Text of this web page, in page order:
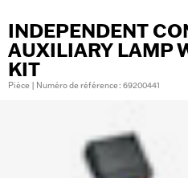
INDEPENDENT
AUXILIARY LAMP
KIT
Pièce | Numéro de référence : 69200441